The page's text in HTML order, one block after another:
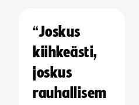
“Joskus
kiihkeästi,
joskus
rauhallisem